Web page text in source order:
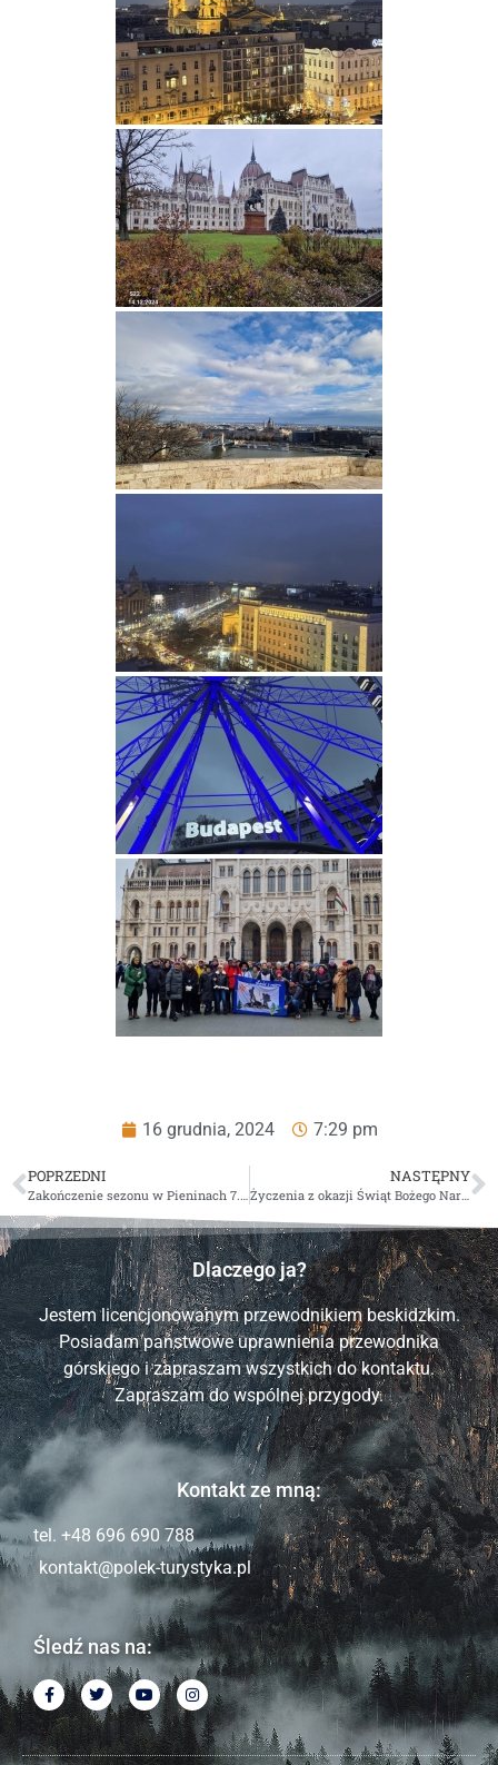
16 grudnia, 2024 7:29 pm
POPRZEDNI
Zakończenie sezonu w Pieninach 7.12.2024 r.
NASTĘPNY
Życzenia z okazji Świąt Bożego Narodzenia
Dlaczego ja?
Jestem licencjonowanym przewodnikiem beskidzkim.
Posiadam państwowe uprawnienia przewodnika
górskiego i zapraszam wszystkich do kontaktu.
Zapraszam do wspólnej przygody.
Kontakt ze mną:
tel. +48 696 690 788
kontakt@polek-turystyka.pl
Śledź nas na: